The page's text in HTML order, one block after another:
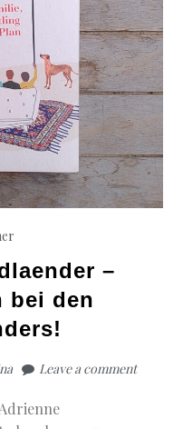
–
bei den
Leave a comment